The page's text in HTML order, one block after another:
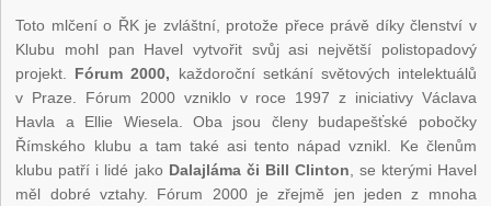
Toto mlčení o ŘK je zvláštní, protože přece právě díky členství v
Klubu mohl pan Havel vytvořit svůj asi největší polistopadový
projekt. Fórum 2000, každoroční setkání světových intelektuálů
v Praze. Fórum 2000 vzniklo v roce 1997 z iniciativy Václava
Havla a Ellie Wiesela. Oba jsou členy budapešťské pobočky
Římského klubu a tam také asi tento nápad vznikl. Ke členům
klubu patří i lidé jako Dalajláma či Bill Clinton , se kterými Havel
měl dobré vztahy. Fórum 2000 je zřejmě jen jeden z mnoha